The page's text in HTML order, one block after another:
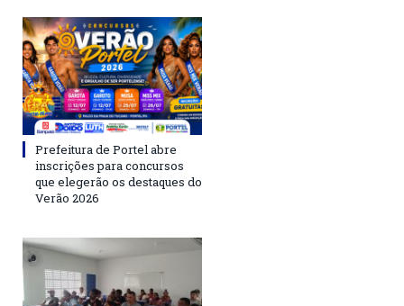
Prefeitura de Portel abre
inscrições para concursos
que elegerão os destaques do
Verão 2026